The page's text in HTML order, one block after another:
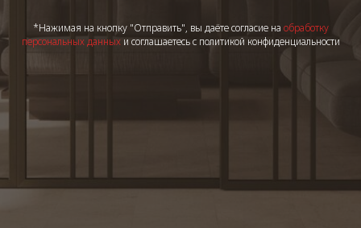
*Нажимая на кнопку "Отправить", вы даёте согласие на обработку
персональных данныхи соглашаетесь с политикой конфиденциальности